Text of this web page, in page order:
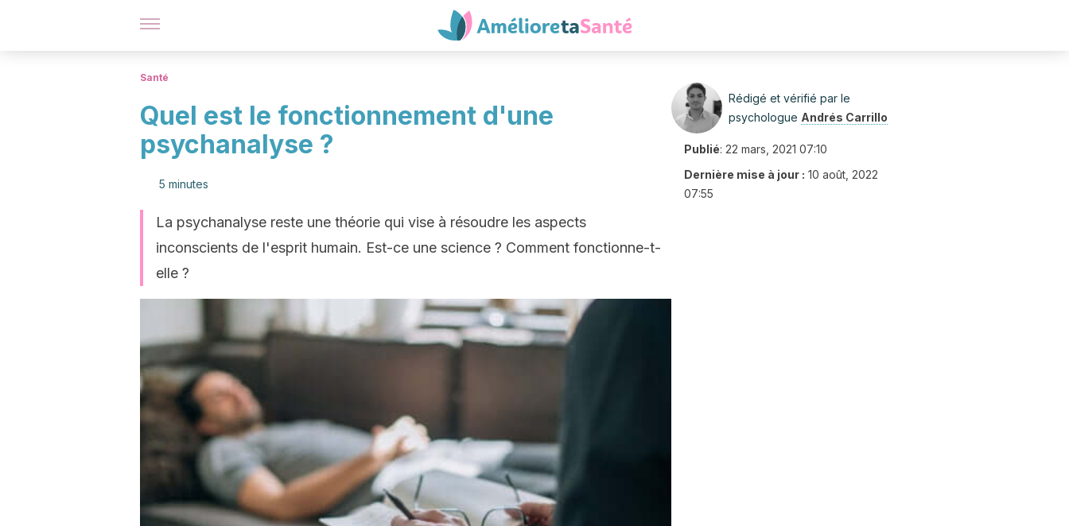
Santé
Quel est le fonctionnement d'une
psychanalyse ?
5 minutes
La psychanalyse reste une théorie qui vise à résoudre les aspects
inconscients de l'esprit humain. Est-ce une science ? Comment fonctionne-t-
elle ?
Rédigé et vérifié par le
psychologue Andrés Carrillo
Publié: 22 mars, 2021 07:10
Dernière mise à jour : 10 août, 2022
07:55